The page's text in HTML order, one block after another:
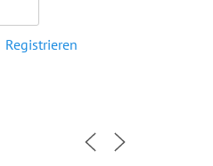
Registrieren